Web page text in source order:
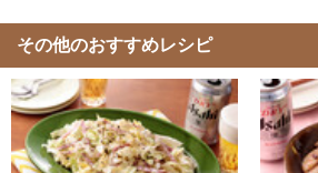
その他のおすすめレシピ